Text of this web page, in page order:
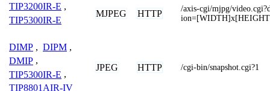
TIP3200IR-E ,
TIP5300IR-E
MJPEG HTTP
/axis-cgi/mjpg/
DIMP , DIPM ,
DMIP ,
TIP5300IR-E ,
TIP8801AIR-IV
JPEG HTTP /cgi-bin/snapshot.cgi?1